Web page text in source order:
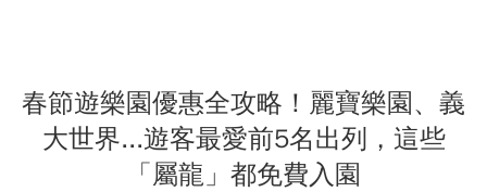
春節遊樂園優惠全攻略！麗寶樂園、義
大世界...遊客最愛前5名出列，這些
「屬龍」都免費入園